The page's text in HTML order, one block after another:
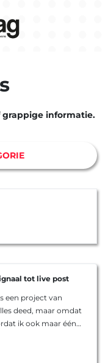
Product
Overzicht
Software
Ons werk
informatie.
tot live post
een project van
deed, maar omdat
ik ook maar één